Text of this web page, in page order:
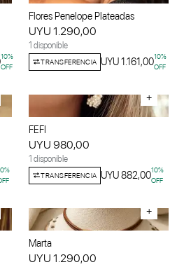
10%
OFF
Flores Penelope Plateadas
UYU 1.290,00
1 disponible
TRANSFERENCIA UYU 1.161,0010%
OFF
%
+
FEFI
UYU 980,00
1 disponible
TRANSFERENCIA UYU 882,0010%
OFF
+
Marta
UYU 1.290,00